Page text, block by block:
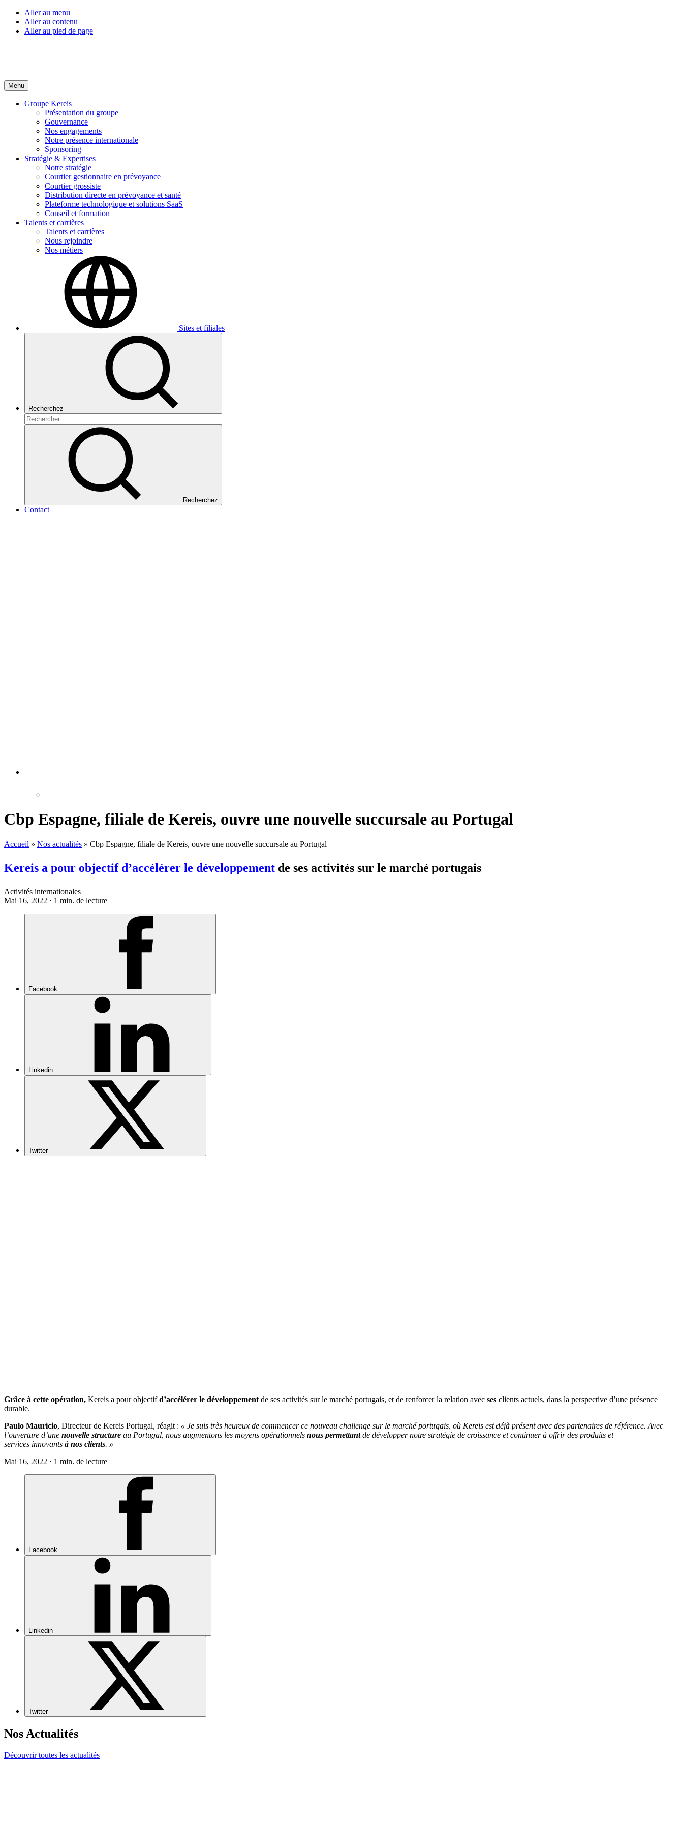
Aller au menu
Aller au contenu
Aller au pied de page
Menu
Groupe Kereis
Présentation du groupe
Gouvernance
Nos engagements
Notre présence internationale
Sponsoring
Stratégie & Expertises
Notre stratégie
Courtier gestionnaire en prévoyance
Courtier grossiste
Distribution directe en prévoyance et santé
Plateforme technologique et solutions SaaS
Conseil et formation
Talents et carrières
Talents et carrières
Nous rejoindre
Nos métiers
Sites et filiales
Recherchez
Recherchez
Contact
Cbp Espagne, filiale de Kereis, ouvre une nouvelle succursale au Portugal
Accueil » Nos actualités » Cbp Espagne, filiale de Kereis, ouvre une nouvelle succursale au Portugal
Kereis a pour objectif d’accélérer le développement de ses activités sur le marché portugais
Activités internationales
Mai 16, 2022 · 1 min. de lecture
Facebook
Linkedin
Twitter
Grâce à cette opération, Kereis a pour objectifd’accélérer le développement de ses activités sur le marché portugais, et de renforcer la relation avec ses clients actuels, dans la perspective d’une présence
durable.
Paulo Mauricio, Directeur de Kereis Portugal, réagit : « Je suis très heureux de commencer ce nouveau challenge sur le marché portugais, où Kereis est déjà présent avec des partenaires de référence. Avec
l’ouverture d’une nouvelle structure au Portugal, nous augmentons les moyens opérationnels nous permettantde développer notre stratégie de croissance et continuer à offrir des produits et
services innovants à nos clients. »
Mai 16, 2022 · 1 min. de lecture
Facebook
Linkedin
Twitter
Nos Actualités
Découvrir toutes les actualités